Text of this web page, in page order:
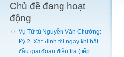
Chủ đề đang hoạt
động
Vụ Tử tù Nguyễn Văn Chưởng:
Kỳ 2. Xác định tội ngay khi bắt
đầu giai đoạn điều tra (tiếp